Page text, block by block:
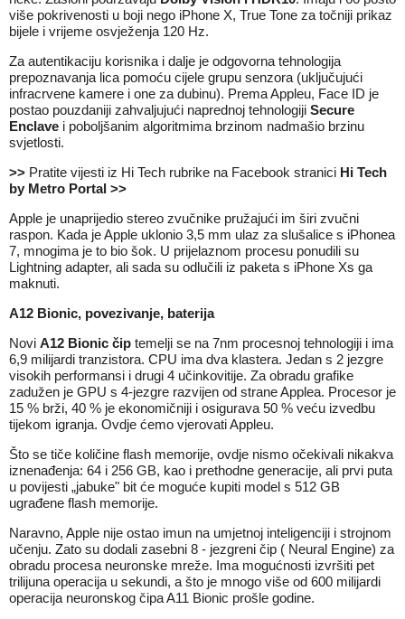
više pokrivenosti u boji nego iPhone X, True Tone za točniji prikaz
bijele i vrijeme osvježenja 120 Hz.
Za autentikaciju korisnika i dalje je odgovorna tehnologija
prepoznavanja lica pomoću cijele grupu senzora (uključujući
infracrvene kamere i one za dubinu). Prema Appleu, Face ID je
postao pouzdaniji zahvaljujući naprednoj tehnologiji Secure
Enclave i poboljšanim algoritmima brzinom nadmašio brzinu
svjetlosti.
>> Pratite vijesti iz Hi Tech rubrike na Facebook stranici Hi Tech
by Metro Portal >>
Apple je unaprijedio stereo zvučnike pružajući im širi zvučni
raspon. Kada je Apple uklonio 3,5 mm ulaz za slušalice s iPhonea
7, mnogima je to bio šok. U prijelaznom procesu ponudili su
Lightning adapter, ali sada su odlučili iz paketa s iPhone Xs ga
maknuti.
A12 Bionic, povezivanje, baterija
Novi A12 Bionic čip temelji se na 7nm procesnoj tehnologiji i ima
6,9 milijardi tranzistora. CPU ima dva klastera. Jedan s 2 jezgre
visokih performansi i drugi 4 učinkovitije. Za obradu grafike
zadužen je GPU s 4-jezgre razvijen od strane Applea. Procesor je
15 % brži, 40 % je ekonomičniji i osigurava 50 % veću izvedbu
tijekom igranja. Ovdje ćemo vjerovati Appleu.
Što se tiče količine flash memorije, ovdje nismo očekivali nikakva
iznenađenja: 64 i 256 GB, kao i prethodne generacije, ali prvi puta
u povijesti „jabuke" bit će moguće kupiti model s 512 GB
ugrađene flash memorije.
Naravno, Apple nije ostao imun na umjetnoj inteligenciji i strojnom
učenju. Zato su dodali zasebni 8 - jezgreni čip ( Neural Engine) za
obradu procesa neuronske mreže. Ima mogućnosti izvršiti pet
trilijuna operacija u sekundi, a što je mnogo više od 600 milijardi
operacija neuronskog čipa A11 Bionic prošle godine.